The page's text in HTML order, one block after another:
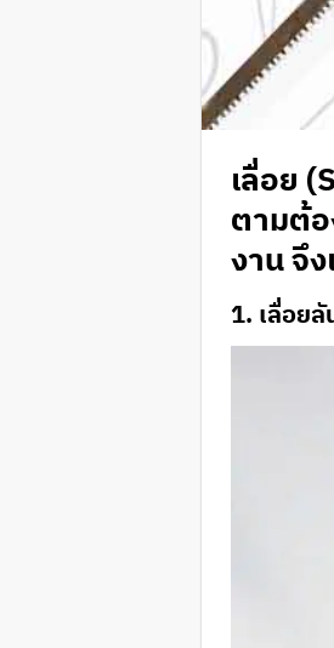
เลื่อย
ตามต้อ
งาน จึ
1. เลื่อย